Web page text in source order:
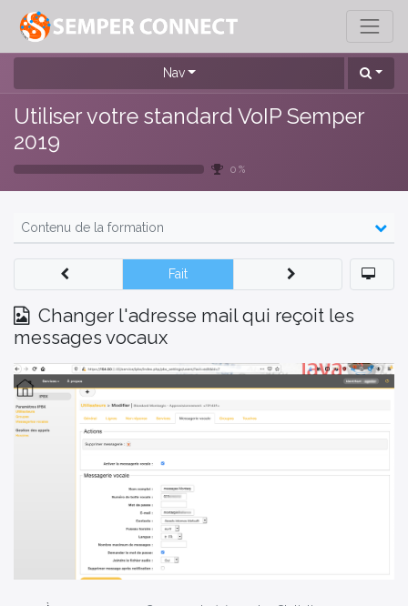
Nav
Utiliser votre standard VoIP Semper
2019
0 %
Contenu de la formation
Changer l'adresse mail qui reçoit les
messages vocaux
Fait